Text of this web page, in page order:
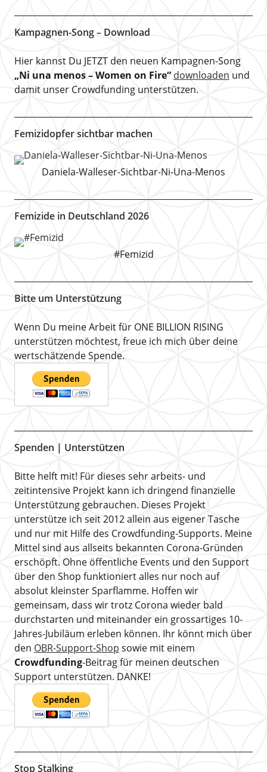
Kampagnen-Song – Download
Hier kannst Du JETZT den neuen Kampagnen-Song
„Ni una menos – Women on Fire“ downloaden und
damit unser Crowdfunding unterstützen.
Femizidopfer sichtbar machen
Daniela-Walleser-Sichtbar-Ni-Una-Menos
Femizide in Deutschland 2026
#Femizid
Bitte um Unterstützung
Wenn Du meine Arbeit für ONE BILLION RISING
unterstützen möchtest, freue ich mich über deine
wertschätzende Spende.
Spenden | Unterstützen
Bitte helft mit! Für dieses sehr arbeits- und
zeitintensive Projekt kann ich dringend finanzielle
Unterstützung gebrauchen. Dieses Projekt
unterstütze ich seit 2012 allein aus eigener Tasche
und nur mit Hilfe des Crowdfunding-Supports. Meine
Mittel sind aus allseits bekannten Corona-Gründen
erschöpft. Ohne öffentliche Events und den Support
über den Shop funktioniert alles nur noch auf
absolut kleinster Sparflamme. Hoffen wir
gemeinsam, dass wir trotz Corona wieder bald
durchstarten und miteinander ein grossartiges 10-
Jahres-Jubiläum erleben können. Ihr könnt mich über
den OBR-Support-Shop sowie mit einem
Crowdfunding-Beitrag für meinen deutschen
Support unterstützen. DANKE!
Stop Stalking